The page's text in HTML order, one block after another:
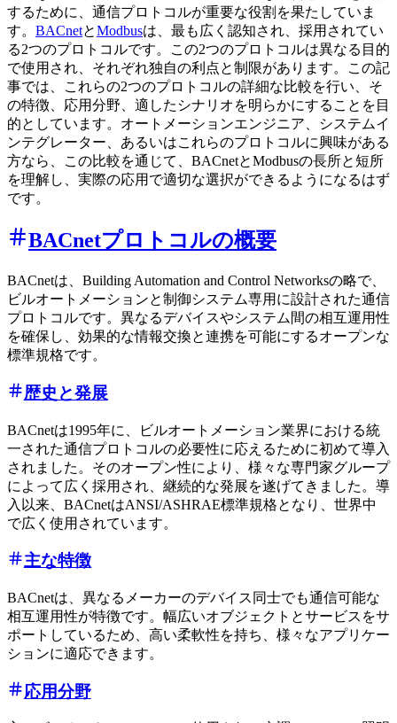
するために、通信プロトコルが重要な役割を果たしていま
す。 BACnetとModbusは、最も広く認知され、採用されてい
る2つのプロトコルです。この2つのプロトコルは異なる目的
で使用され、それぞれ独自の利点と制限があります。この記
事では、これらの2つのプロトコルの詳細な比較を行い、そ
の特徴、応用分野、適したシナリオを明らかにすることを目
的としています。オートメーションエンジニア、システムイ
ンテグレーター、あるいはこれらのプロトコルに興味がある
方なら、この比較を通じて、BACnetとModbusの長所と短所
を理解し、実際の応用で適切な選択ができるようになるはず
です。
BACnetプロトコルの概要
BACnetは、Building Automation and Control Networksの略で、
ビルオートメーションと制御システム専用に設計された通信
プロトコルです。異なるデバイスやシステム間の相互運用性
を確保し、効果的な情報交換と連携を可能にするオープンな
標準規格です。
歴史と発展
BACnetは1995年に、ビルオートメーション業界における統
一された通信プロトコルの必要性に応えるために初めて導入
されました。そのオープン性により、様々な専門家グループ
によって広く採用され、継続的な発展を遂げてきました。導
入以来、BACnetはANSI/ASHRAE標準規格となり、世界中
で広く使用されています。
主な特徴
BACnetは、異なるメーカーのデバイス同士でも通信可能な
相互運用性が特徴です。幅広いオブジェクトとサービスをサ
ポートしているため、高い柔軟性を持ち、様々なアプリケー
ションに適応できます。
応用分野